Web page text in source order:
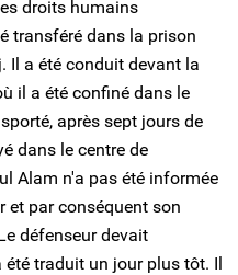
droits humains
transféré dans la prison
Il a été conduit devant la
il a été confiné dans le
après sept jours de
dans le centre de
Alam n'a pas été informée
et par conséquent son
défenseur devait
traduit un jour plus tôt. Il